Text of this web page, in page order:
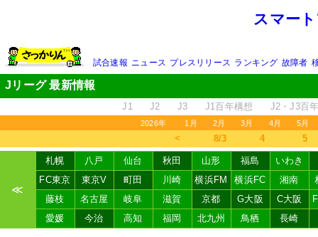
スマー
試合速報 ニュース プレスリリース ランキング 故障者
Jリーグ 最新情報
J1 J2 J3 J1百年構想 J2・J3百
2026年 1月 2月 3月 4月 5月
＜ 8/3 4 5
≪
札幌 八戸 仙台 秋田 山形 福島
いわき
FC東京
東京V 町田 川崎 横浜FM 横浜FC 湘南
藤枝
名古屋 岐阜 滋賀 京都 G大阪 C大阪
愛媛
今治 高知 福岡 北九州 鳥栖 長崎